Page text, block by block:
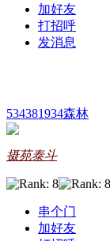
加好友
打招呼
发消息
534381934森林
摄苑泰斗
串个门
加好友